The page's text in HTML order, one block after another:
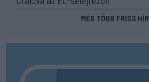
MÉG TÖBB FRISS HÍR